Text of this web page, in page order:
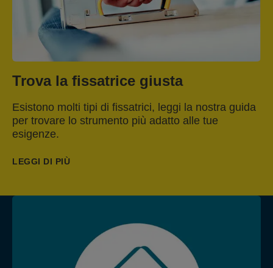
Trova la fissatrice giusta
Esistono molti tipi di fissatrici, leggi la nostra guida
per trovare lo strumento più adatto alle tue
esigenze.
LEGGI DI PIÙ